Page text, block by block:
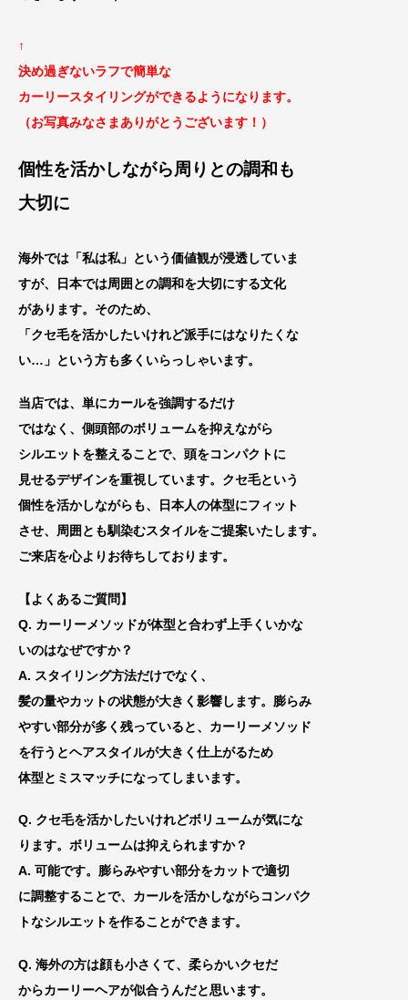
↑
決め過ぎないラフで簡単な
カーリースタイリングができるようになります。
（お写真みなさまありがとうございます！）
個性を活かしながら周りとの調和も
大切に
海外では「私は私」という価値観が浸透していま
すが、日本では周囲との調和を大切にする文化
があります。そのため、
「クセ毛を活かしたいけれど派手にはなりたくな
い…」 という方も多くいらっしゃいます。
当店では、単にカールを強調するだけ
ではなく、 側頭部のボリュームを抑えながら
シルエットを整えることで、 頭をコンパクトに
見せるデザインを重視しています。 クセ毛という
個性を活かしながらも、日本人の体型にフィット
させ、 周囲とも馴染むスタイルをご提案いたします。
ご来店を心よりお待ちしております。
【よくあるご質問】
Q. カーリーメソッドが体型と合わず上手くいかな
いのはなぜですか？
A. スタイリング方法だけでなく、
髪の量やカットの状態が大きく影響します。膨らみ
やすい部分が多く残っていると、カーリーメソッド
を行うとヘアスタイルが大きく仕上がるため
体型とミスマッチになってしまいます。
Q. クセ毛を活かしたいけれどボリュームが気にな
ります。ボリュームは抑えられますか？
A. 可能です。膨らみやすい部分をカットで適切
に調整することで、カールを活かしながらコンパク
トなシルエットを作ることができます。
Q. 海外の方は顔も小さくて、柔らかいクセだ
からカーリーヘアが似合うんだと思います。